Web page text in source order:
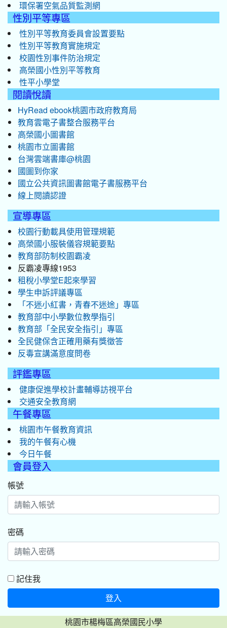
環保署空氣品質監測網
性別平等專區
性別平等教育委員會設置要點
性別平等教育實施規定
校園性別事件防治規定
高榮國小性別平等教育
性平小學堂
閱讀悅讀
HyRead ebook桃園市政府教育局
教育雲電子書整合服務平台
高榮國小圖書館
桃園市立圖書館
台灣雲端書庫@桃園
國圖到你家
國立公共資訊圖書館電子書服務平台
線上閱讀認證
宣導專區
校園行動載具使用管理規範
高榮國小服裝儀容規範要點
教育部防制校園霸凌
反霸凌專線1953
租稅小學堂E起來學習
學生申訴評議專區
「不迷小紅書，青春不迷途」專區
教育部中小學數位教學指引
教育部「全民安全指引」專區
全民健保含正確用藥有獎徵答
反毒宣講滿意度問卷
評鑑專區
健康促進學校計畫輔導訪視平台
交通安全教育網
午餐專區
桃園市午餐教育資訊
我的午餐有心機
今日午餐
會員登入
帳號
密碼
記住我
登入
桃園市楊梅區高榮國民小學